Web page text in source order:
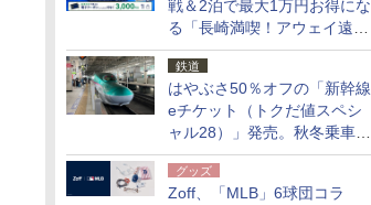
戦＆2泊で最大1万円お得にな
る「長崎満喫！アウェイ遠征
応援キャンペーン」
鉄道
はやぶさ50％オフの「新幹線
eチケット（トクだ値スペシ
ャル28）」発売。秋冬乗車
分、えきねっと限定
グッズ
Zoff、「MLB」6球団コラ